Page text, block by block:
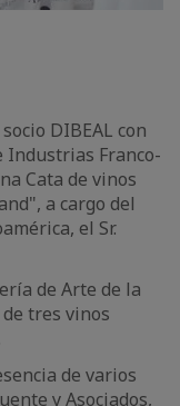
DIBEAL con
Industrias Franco-
Cata de vinos
a cargo del
el Sr.
de Arte de la
tres vinos
de varios
y Asociados,